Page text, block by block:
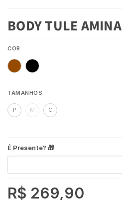
BODY TULE AMINA
COR
TAMANHOS
P M G
É Presente? 🎁
R$ 269,90